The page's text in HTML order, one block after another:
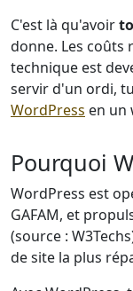
C'est là qu'avoir
donne. Les coûts
technique est
servir d'un ordi,
WordPress en un
Pourquoi
WordPress est
GAFAM, et
(source :
de site la plus